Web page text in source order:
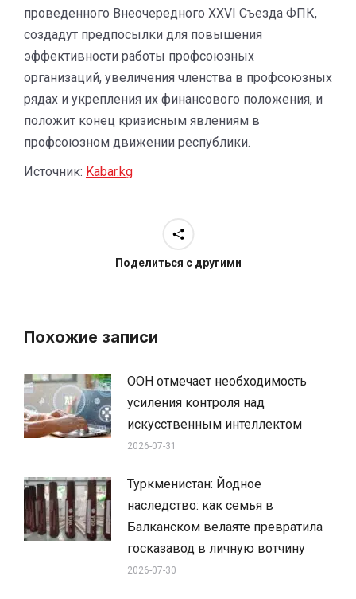
проведенного Внеочередного XXVI Съезда ФПК,
создадут предпосылки для повышения
эффективности работы профсоюзных
организаций, увеличения членства в профсоюзных
рядах и укрепления их финансового положения, и
положит конец кризисным явлениям в
профсоюзном движении республики.
Источник: Kabar.kg
Поделиться с другими
Похожие записи
ООН отмечает необходимость
усиления контроля над
искусственным интеллектом
2026-07-31
Туркменистан: Йодное
наследство: как семья в
Балканском велаяте превратила
госказавод в личную вотчину
2026-07-30